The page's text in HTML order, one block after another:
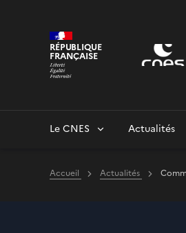
RÉPUBLIQUE
FRANÇAISE
Le CNES Actualités
Accueil Actualités